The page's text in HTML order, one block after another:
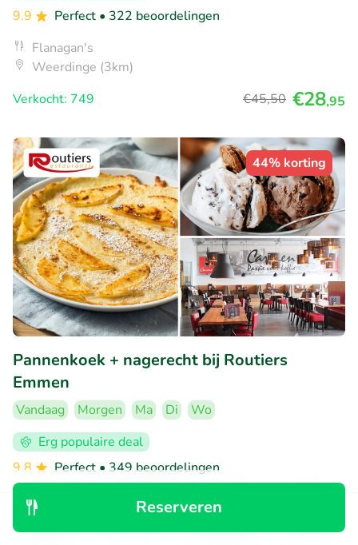
Reserveren
9.9
Perfect • 322 beoordelingen
Flanagan's
Weerdinge (3km)
Verkocht: 749
€45,50 €28,95
44% korting
Pannenkoek + nagerecht bij Routiers
Emmen
Vandaag Morgen Ma Di
Wo
Erg populaire deal
9.8
Perfect • 349 beoordelingen
Routiers Emmen
Emmen (6km)